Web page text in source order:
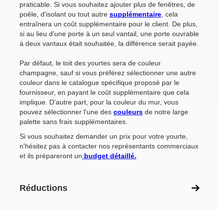
praticable. Si vous souhaitez ajouter plus de fenêtres, de
poêle, d'isolant ou tout autre supplémentaire , cela
entraînera un coût supplémentaire pour le client. De plus,
si au lieu d'une porte à un seul vantail, une porte ouvrable
à deux vantaux était souhaitée, la différence serait payée.
Par défaut, le toit des yourtes sera de couleur
champagne, sauf si vous préférez sélectionner une autre
couleur dans le catalogue spécifique proposé par le
fournisseur, en payant le coût supplémentaire que cela
implique. D'autre part, pour la couleur du mur, vous
pouvez sélectionner l'une des couleurs de notre large
palette sans frais supplémentaires.
Si vous souhaitez demander un prix pour votre yourte,
n'hésitez pas à contacter nos représentants commerciaux
et ils prépareront un budget détaillé.
Réductions